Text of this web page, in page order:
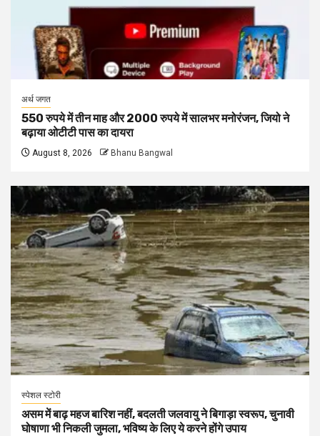
अर्थ जगत
550 रुपये में तीन माह और 2000 रुपये में सालभर मनोरंजन, जियो ने
बढ़ाया ओटीटी पास का दायरा
August 8, 2026 Bhanu Bangwal
स्पेशल स्टोरी
असम में बाढ़ महज बारिश नहीं, बदलती जलवायु ने बिगाड़ा स्वरूप, चुनावी
घोषाणा भी निकली जुमला, भविष्य के लिए ये करने होंगे उपाय